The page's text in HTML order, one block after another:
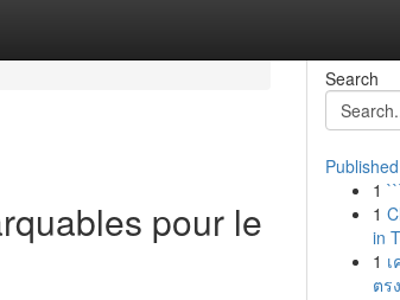
pour le
Search
1
1
in
1
ตร